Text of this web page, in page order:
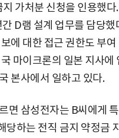
지 가처분 신청을 인용했
D램 설계 업무를 담당
에 대한 접근 권한도 부여
마이크론의 일본 지사에
본사에서 일하고 있다.
면 삼성전자는 B씨에게
당하는 전직 금지 약정금